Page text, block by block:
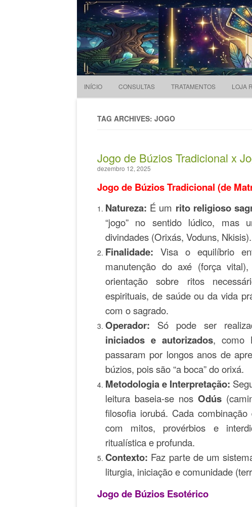
Evandro Legramonte Terapeuta
INÍCIO CONSULTAS TRATAMENTOS LOJA
TAG ARCHIVES: JOGO
Jogo de Búzios Tradicional x
dezembro 12, 2025
Jogo de Búzios Tradicional (de
Natureza: É um rito religioso
“jogo” no sentido lúdico, mas
divindades (Orixás, Voduns, Nkisis).
Finalidade: Visa o equilíbrio
manutenção do axé (força
orientação sobre ritos
espirituais, de saúde ou da vida
com o sagrado.
Operador: Só pode ser
iniciados e autorizados, como
passaram por longos anos de
búzios, pois são “a boca” do orixá.
Metodologia e Interpretação:
leitura baseia-se nosOdús
filosofia iorubá. Cada
com mitos, provérbios e
ritualística e profunda.
Contexto: Faz parte de um
liturgia, iniciação e comunidade
Jogo de Búzios Esotérico